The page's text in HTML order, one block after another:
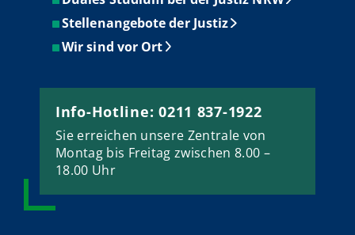
Stellenangebote der Justiz
Wir sind vor Ort
Info-Hotline: 0211 837-1922
Sie erreichen unsere Zentrale von
Montag bis Freitag zwischen 8.00 –
18.00 Uhr